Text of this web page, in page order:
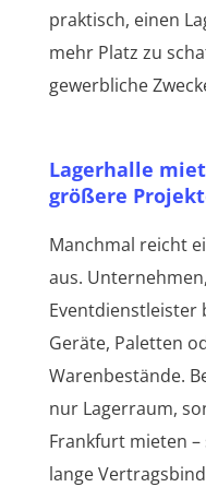
praktisch, einen
mehr Platz zu
gewerbliche
Lagerhalle
größere
Manchmal reicht
aus.
Eventdienstleister
Geräte, Paletten
Warenbestände. Bei BOXIE24 können Sie nicht
nur Lagerraum,
Frankfurt mieten
lange